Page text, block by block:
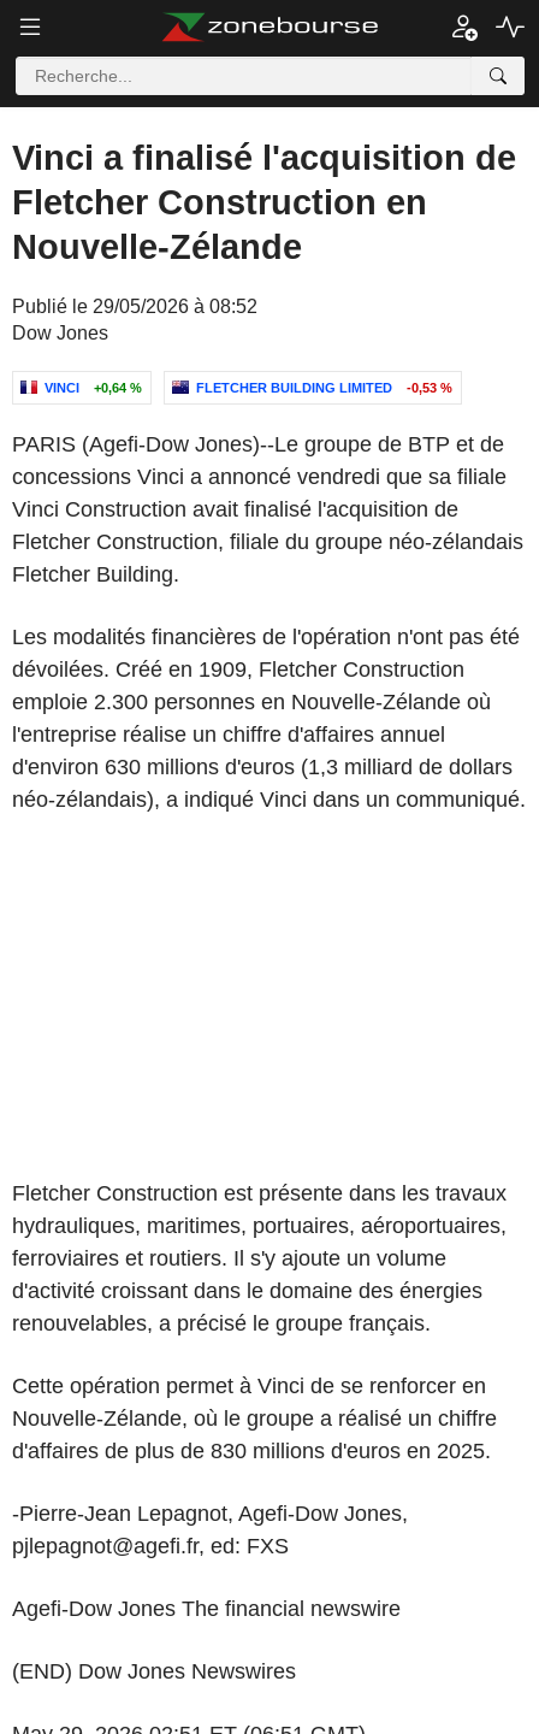
Vinci a finalisé l'acquisition de
Fletcher Construction en
Nouvelle-Zélande
Publié le 29/05/2026 à 08:52
Dow Jones
VINCI +0,64 % FLETCHER BUILDING LIMITED -0,53 %
PARIS (Agefi-Dow Jones)--Le groupe de BTP et de
concessions Vinci a annoncé vendredi que sa filiale
Vinci Construction avait finalisé l'acquisition de
Fletcher Construction, filiale du groupe néo-zélandais
Fletcher Building.
Les modalités financières de l'opération n'ont pas été
dévoilées. Créé en 1909, Fletcher Construction
emploie 2.300 personnes en Nouvelle-Zélande où
l'entreprise réalise un chiffre d'affaires annuel
d'environ 630 millions d'euros (1,3 milliard de dollars
néo-zélandais), a indiqué Vinci dans un communiqué.
Fletcher Construction est présente dans les travaux
hydrauliques, maritimes, portuaires, aéroportuaires,
ferroviaires et routiers. Il s'y ajoute un volume
d'activité croissant dans le domaine des énergies
renouvelables, a précisé le groupe français.
Cette opération permet à Vinci de se renforcer en
Nouvelle-Zélande, où le groupe a réalisé un chiffre
d'affaires de plus de 830 millions d'euros en 2025.
-Pierre-Jean Lepagnot, Agefi-Dow Jones,
pjlepagnot@agefi.fr, ed: FXS
Agefi-Dow Jones The financial newswire
(END) Dow Jones Newswires